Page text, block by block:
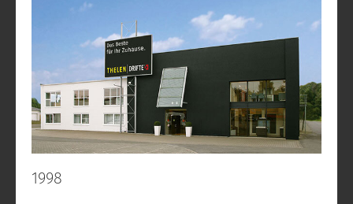
1998